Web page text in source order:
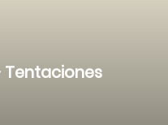
Tentaciones